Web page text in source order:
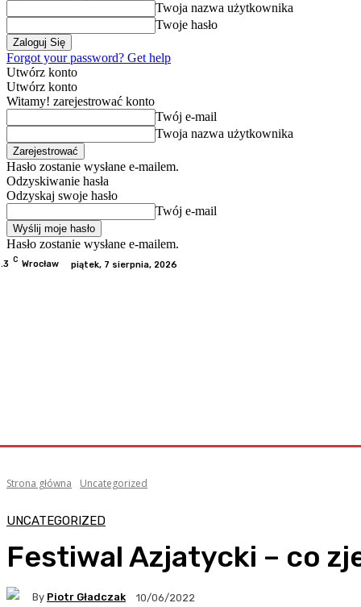
Twoja nazwa użytkownika
Twoje hasło
Forgot your password? Get help
Utwórz konto
Utwórz konto
Witamy! zarejestrować konto
Twój e-mail
Twoja nazwa użytkownika
Hasło zostanie wysłane e-mailem.
Odzyskiwanie hasła
Odzyskaj swoje hasło
Twój e-mail
Hasło zostanie wysłane e-mailem.
C Wrocław piątek, 7 sierpnia, 2026
Strona główna Uncategorized
UNCATEGORIZED
Festiwal Azjatycki – co
By Piotr Gładczak 10/06/2022